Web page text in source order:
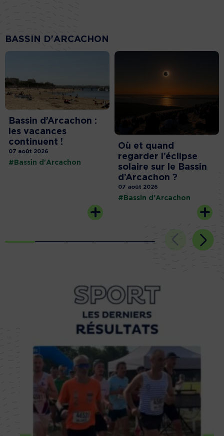
BASSIN D'ARCACHON
Bassin d’Arcachon :
les vacances
continuent !
07 août 2026
#Bassin d'Arcachon
Où et quand
regarder l’éclipse
solaire sur le Bassin
d’Arcachon ?
07 août 2026
#Bassin d'Arcachon